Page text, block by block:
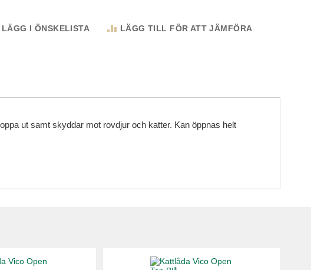
LÄGG I ÖNSKELISTA LÄGG TILL FÖR ATT JÄMFÖRA
ut samt skyddar mot rovdjur och katter. Kan öppnas helt